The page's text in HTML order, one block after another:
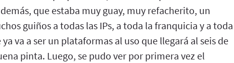
que estaba muy guay, muy refacherito, un
guiños a todas las IPs, a toda la franquicia y a toda
va a ser un plataformas al uso que llegará al seis de
pinta. Luego, se pudo ver por primera vez el